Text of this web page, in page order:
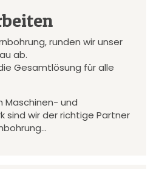
runden wir unser
ab.
Gesamtlösung für alle
Maschinen- und
sind wir der richtige Partner